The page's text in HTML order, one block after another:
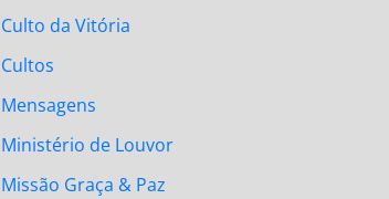
Culto da Vitória
Cultos
Mensagens
Ministério de Louvor
Missão Graça & Paz